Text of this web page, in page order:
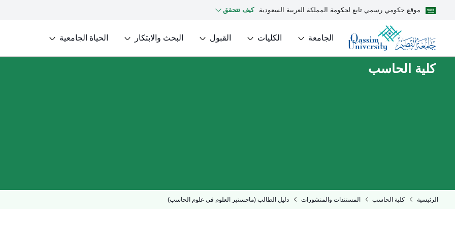
موقع حكومي رسمي تابع لحكومة المملكة العربية السعودية كيف تتحقق
الجامعة الكليات القبول البحث والابتكار الحياة الجامعية
كلية الحاسب
الرئيسية كلية الحاسب المستندات والمنشورات دليل الطالب (ماجستير العلوم في علوم الحاسب)